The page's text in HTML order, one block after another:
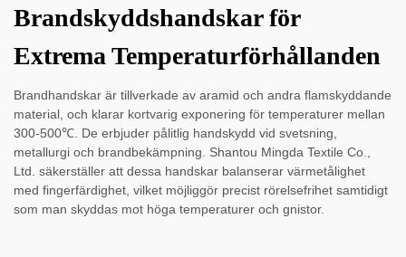
Brandskyddshandskar för
Extrema Temperaturförhållanden
Brandhandskar är tillverkade av aramid och andra flamskyddande
material, och klarar kortvarig exponering för temperaturer mellan
300-500℃. De erbjuder pålitlig handskydd vid svetsning,
metallurgi och brandbekämpning. Shantou Mingda Textile Co.,
Ltd. säkerställer att dessa handskar balanserar värmetålighet
med fingerfärdighet, vilket möjliggör precist rörelsefrihet samtidigt
som man skyddas mot höga temperaturer och gnistor.